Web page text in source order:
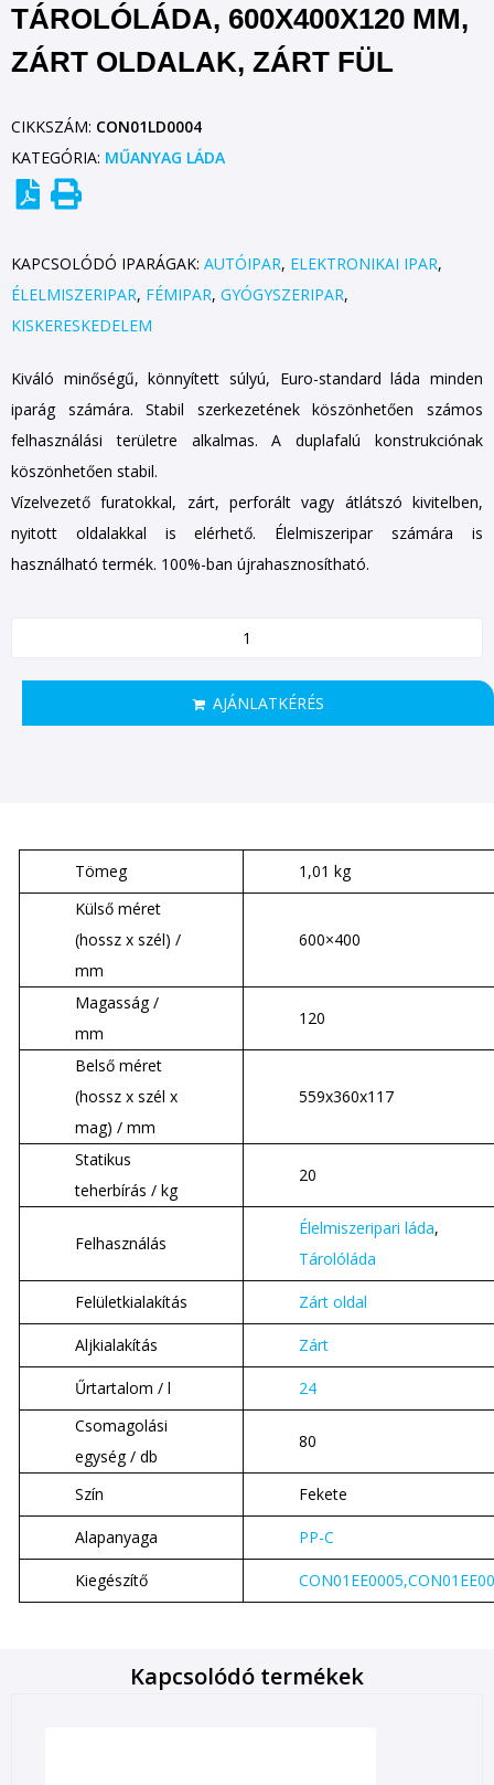
TÁROLÓLÁDA, 600X400X120 MM,
ZÁRT OLDALAK, ZÁRT FÜL
CIKKSZÁM: CON01LD0004
KATEGÓRIA: MŰANYAG LÁDA
KAPCSOLÓDÓ IPARÁGAK: AUTÓIPAR, ELEKTRONIKAI IPAR,
ÉLELMISZERIPAR, FÉMIPAR, GYÓGYSZERIPAR,
KISKERESKEDELEM
Kiváló minőségű, könnyített súlyú, Euro-standard láda minden
iparág számára. Stabil szerkezetének köszönhetően számos
felhasználási területre alkalmas. A duplafalú konstrukciónak
köszönhetően stabil.
Vízelvezető furatokkal, zárt, perforált vagy átlátszó kivitelben,
nyitott oldalakkal is elérhető. Élelmiszeripar számára is
használható termék. 100%-ban újrahasznosítható.
AJÁNLATKÉRÉS
Tömeg
1,01 kg
Külső méret
(hossz x szél) /
mm
600×400
Magasság /
mm
120
Belső méret
(hossz x szél x
mag) / mm
559x360x117
Statikus
teherbírás / kg
20
Felhasználás
Élelmiszeripari láda,
Tárolóláda
Felületkialakítás Zárt oldal
Aljkialakítás Zárt
Űrtartalom / l
24
Csomagolási
egység / db
80
Szín Fekete
Alapanyaga PP-C
Kiegészítő
Kapcsolódó termékek